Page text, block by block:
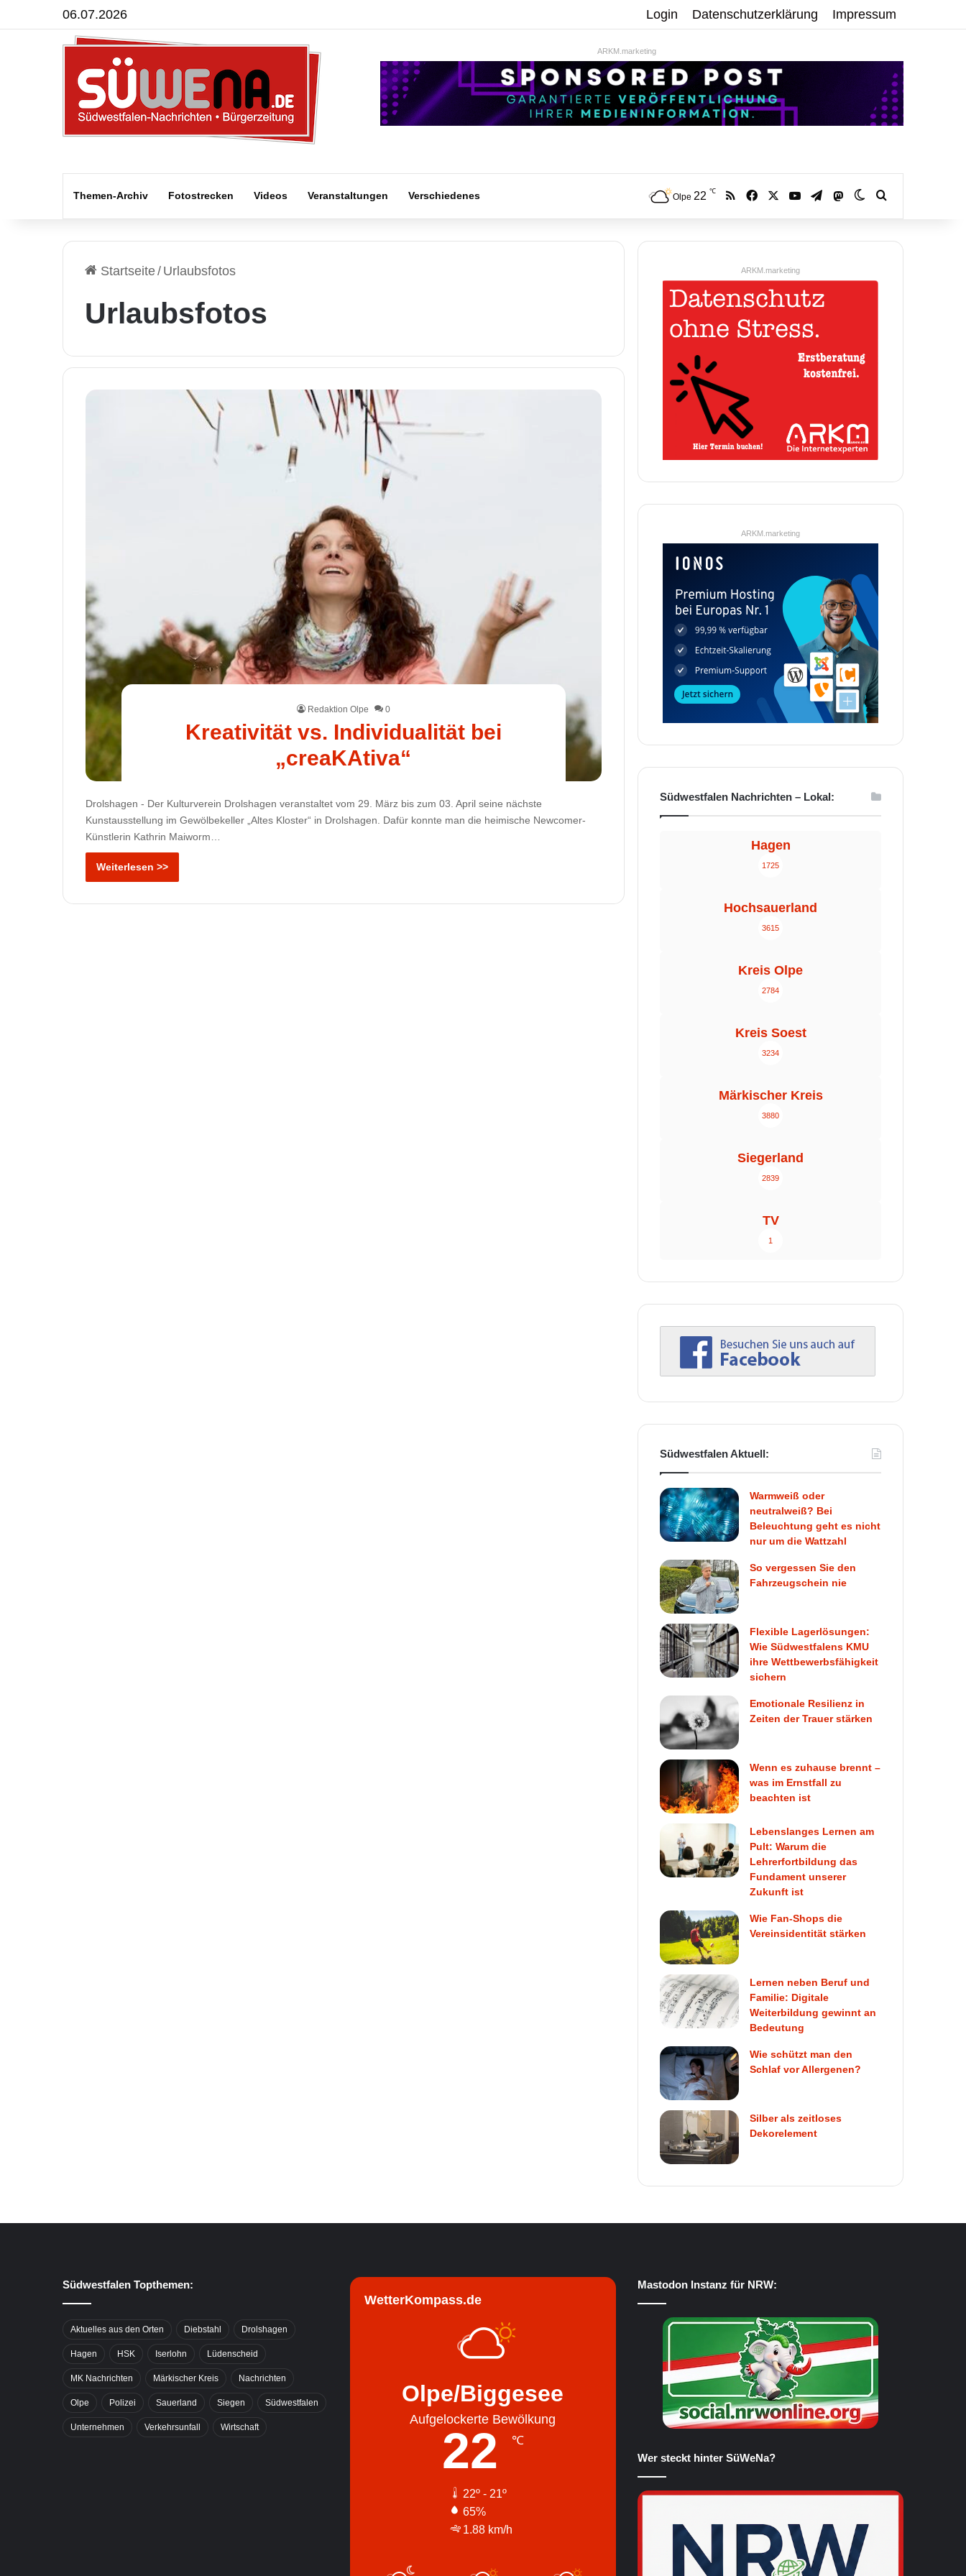
06.07.2026 Login Datenschutzerklärung Impressum
ARKM.marketing
Themen-Archiv Fotostrecken Videos Veranstaltungen Verschiedenes Olpe 22 ℃ RSS Facebook YouTubeTelegramMastodonSkin umschalten
Startseite/ Urlaubsfotos
Urlaubsfotos
Redaktion Olpe 0
Kreativität vs. Individualität bei
„creaKAtiva“
Drolshagen - Der Kulturverein Drolshagen veranstaltet vom 29. März bis zum 03. April seine nächste
Kunstausstellung im Gewölbekeller „Altes Kloster“ in Drolshagen. Dafür konnte man die heimische Newcomer-
Künstlerin Kathrin Maiworm…
Weiterlesen >>
ARKM.marketing
ARKM.marketing
Südwestfalen Nachrichten – Lokal:
Hagen
1725
Hochsauerland
3615
Kreis Olpe
2784
Kreis Soest
3234
Märkischer Kreis
3880
Siegerland
2839
TV
1
Südwestfalen Aktuell:
Warmweiß oder
neutralweiß? Bei
Beleuchtung geht es nicht
nur um die Wattzahl
So vergessen Sie den
Fahrzeugschein nie
Flexible Lagerlösungen:
Wie Südwestfalens KMU
ihre Wettbewerbsfähigkeit
sichern
Emotionale Resilienz in
Zeiten der Trauer stärken
Wenn es zuhause brennt –
was im Ernstfall zu
beachten ist
Lebenslanges Lernen am
Pult: Warum die
Lehrerfortbildung das
Fundament unserer
Zukunft ist
Wie Fan-Shops die
Vereinsidentität stärken
Lernen neben Beruf und
Familie: Digitale
Weiterbildung gewinnt an
Bedeutung
Wie schützt man den
Schlaf vor Allergenen?
Silber als zeitloses
Dekorelement
Südwestfalen Topthemen:
Aktuelles aus den Orten Diebstahl Drolshagen
Hagen HSK Iserlohn Lüdenscheid
MK Nachrichten Märkischer Kreis Nachrichten
Olpe Polizei Sauerland Siegen Südwestfalen
Unternehmen Verkehrsunfall Wirtschaft
WetterKompass.de
Olpe/Biggesee
Aufgelockerte Bewölkung
22 ℃
22º - 21º
65%
1.88 km/h
Mastodon Instanz für NRW:
Wer steckt hinter SüWeNa?